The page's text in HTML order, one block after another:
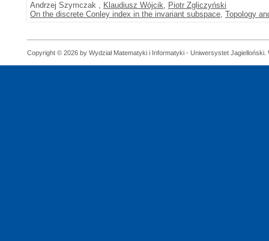
Andrzej Szymczak , Klaudiusz Wójcik, Piotr Zgliczyński
On the discrete Conley index in the invariant subspace, Topology
Copyright © 2026 by Wydział Matematyki i Informatyki - Uniwersystet